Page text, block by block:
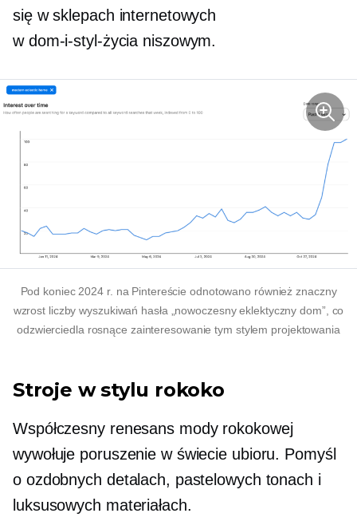
się w sklepach internetowych
w dom-i-styl-życia niszowym.
Pod koniec 2024 r. na Pintereście odnotowano również znaczny
wzrost liczby wyszukiwań hasła „nowoczesny eklektyczny dom”, co
odzwierciedla rosnące zainteresowanie tym stylem projektowania
Stroje w stylu rokoko
Współczesny renesans mody rokokowej
wywołuje poruszenie w świecie ubioru. Pomyśl
o ozdobnych detalach, pastelowych tonach i
luksusowych materiałach.